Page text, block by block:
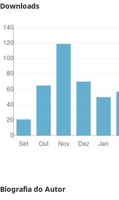
Downloads
Biografia do Autor